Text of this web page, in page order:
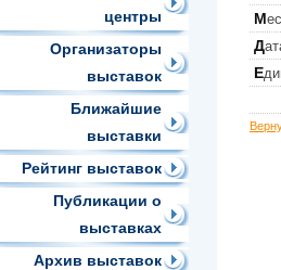
центры
Организаторы
выставок
Ближайшие
выставки
Рейтинг выставок
Публикации о
выставках
Архив выставок
М
Д
Е